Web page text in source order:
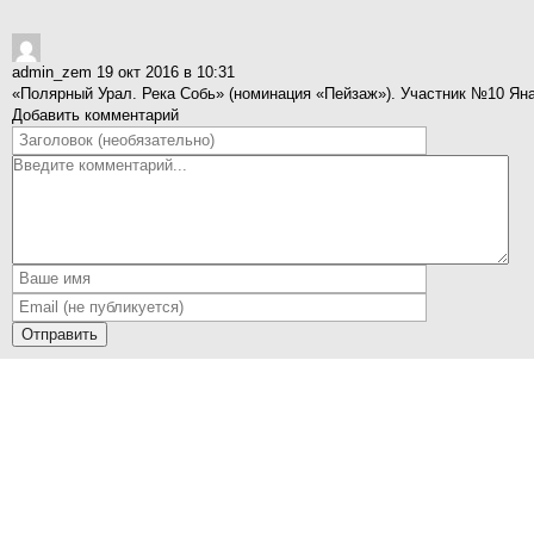
admin_zem 19 окт 2016 в 10:31
«Полярный Урал. Река Собь» (номинация «Пейзаж»). Участник №10
Добавить комментарий
Отправить